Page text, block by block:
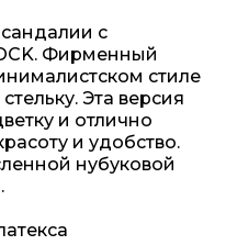
с
Фирменный
стиле
Эта версия
и отлично
и удобство.
нубуковой